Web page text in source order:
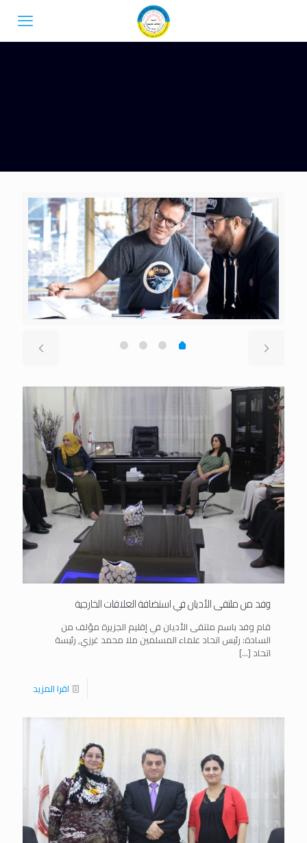
وفد من ملتقى الأديان في استضافة العلاقات الخارجية
قام وفد باسم ملتقى الأديان في إقليم الجزيرة مؤلف من
السادة: رئيس اتحاد علماء المسلمين ملا محمد غرزي, رئيسة
اتحاد […]
اقرا المزيد